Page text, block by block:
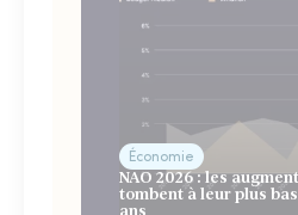
Économie
NAO 2026 : les
tombent à leur plus
ans